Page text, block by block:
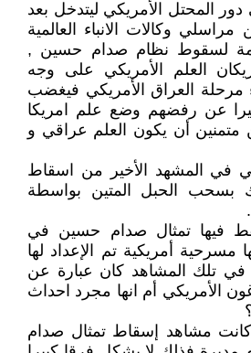
المحتل الأمريكي ليتدخل بعد
وكالات الانباء العالمية
لسقوط نظام صدام حسين ,
العلم الأمريكي على وجه
مرحلة العراق الأمريكي فيغضب
عن رفضهم وضع علم امريكا
أن يكون العلم عراقي و
في المشهد الأخير من اسقاط
بسحب الحبل المتين بواسطة
فيها تمثال صدام حسين في
أمريكية تم الإعداد لها
تلك المشاهد كان عبارة عن
الأمريكي أم انها مجرد احداث
مشاهد إسقاط تمثال صدام